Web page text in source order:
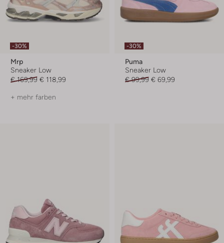
-30%
Mrp
Sneaker Low
€ 169,99 € 118,99
+ mehr farben
-30%
Puma
Sneaker Low
€ 99,99 € 69,99